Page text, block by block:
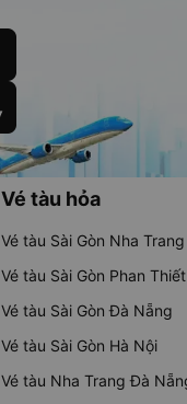
Vé tàu hỏa
Vé tàu Sài Gòn Nha Trang
Vé tàu Sài Gòn Phan Thiết
Vé tàu Sài Gòn Đà Nẵng
Vé tàu Sài Gòn Hà Nội
Vé tàu Nha Trang Đà